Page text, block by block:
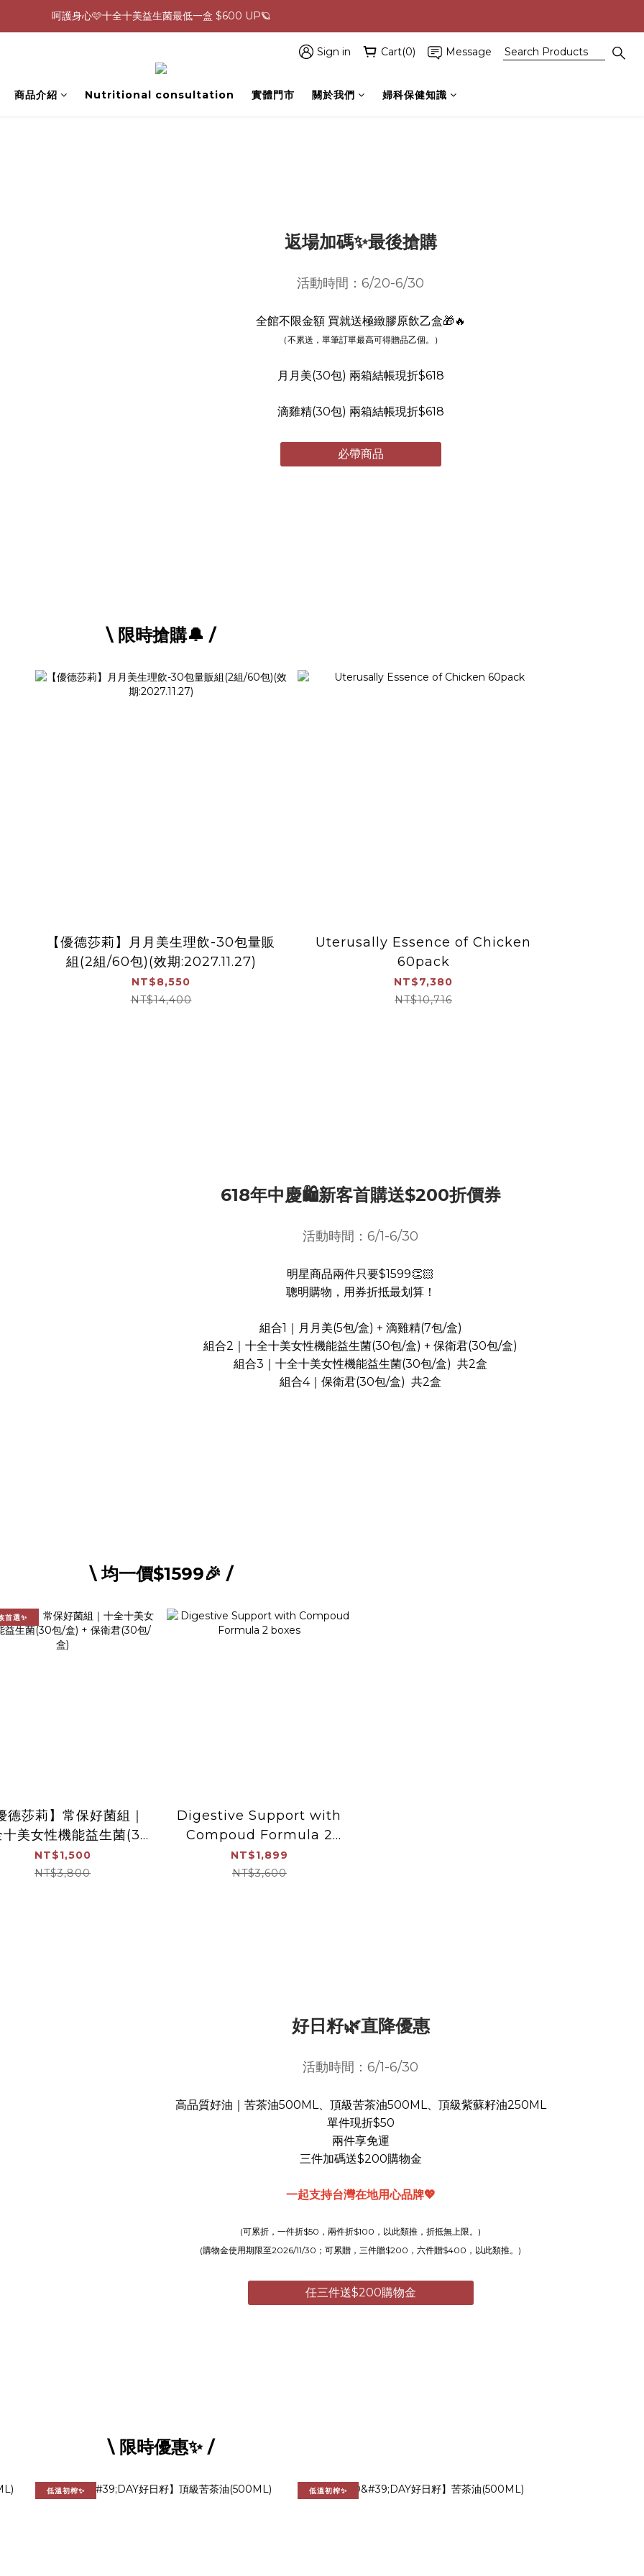
0805-0808指定商品滿$2000結帳88折💖
生理期救星！暖宮調理組限時優惠✨
Sign in Cart(0) Message
商品介紹 Nutritional consultation 實體門市 關於我們 婦科保健知識
返場加碼✨最後搶購
活動時間：6/20-6/30
全館不限金額 買就送極緻膠原飲乙盒🎁🔥
（不累送，單筆訂單最高可得贈品乙個。）
月月美(30包) 兩箱結帳現折$618
滴雞精(30包) 兩箱結帳現折$618
必帶商品
\ 限時搶購🔔 /
【優德莎莉】月月美生理飲-30包量販
組(2組/60包)(效期:2027.11.27)
NT$8,550
NT$14,400
Uterusally Essence of Chicken
60pack
NT$7,380
NT$10,716
618年中慶🛍️新客首購送$200折價券
活動時間：6/1-6/30
明星商品兩件只要$1599👏🏻
聰明購物，用券折抵最划算！
組合1｜月月美(5包/盒) + 滴雞精(7包/盒)
組合2｜十全十美女性機能益生菌(30包/盒) + 保衛君(30包/盒)
組合3｜十全十美女性機能益生菌(30包/盒) 共2盒
組合4｜保衛君(30包/盒) 共2盒
\ 均一價$1599🎉 /
首選✨
德莎莉】常保好菌組｜
十美女性機能益生菌(30
/盒) + 保衛君(30包/盒)
NT$1,500
NT$3,800
Digestive Support with
Compoud Formula 2
boxes
NT$1,899
NT$3,600
好日籽🌿直降優惠
活動時間：6/1-6/30
高品質好油｜苦茶油500ML、頂級苦茶油500ML、頂級紫蘇籽油250ML
單件現折$50
兩件享免運
三件加碼送$200購物金
一起支持台灣在地用心品牌💖
(可累折，一件折$50，兩件折$100，以此類推，折抵無上限。)
(購物金使用期限至2026/11/30；可累贈，三件贈$200，六件贈$400，以此類推。)
任三件送$200購物金
\ 限時優惠✨ /
低溫初榨✨ 低溫初榨✨